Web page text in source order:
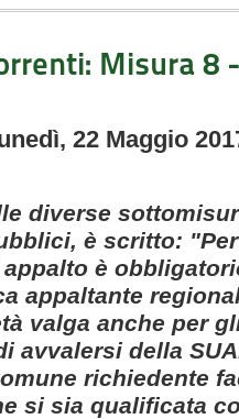
Misura 8
22 Maggio
diverse
è scritto:
è
appaltante
valga anche per
avvalersi della
richiedente
si sia qualificata